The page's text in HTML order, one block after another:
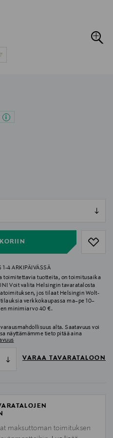
1-4 ARKIPÄIVÄSSÄ
toimitettavia tuotteita, on toimitusaika
Voit valita Helsingin tavaratalosta
jos tilaat Helsingin Wolt-
verkkokaupassa ma–pe 10–
minimiarvo 40 €.
alta. Saatavuus voi
näyttämämme tieto pitää aina
VARAA TAVARATALOON
maksuttoman toimituksen